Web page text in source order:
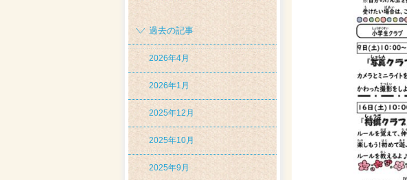
過去の記事
2026年4月
2026年1月
2025年12月
2025年10月
2025年9月